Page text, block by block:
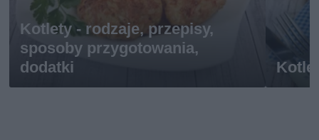
Kotlety - rodzaje, przepisy,
sposoby przygotowania,
dodatki